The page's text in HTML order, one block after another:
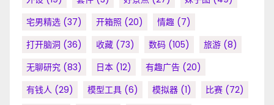
宅男精选 (37) 开箱照 (20) 情趣 (7)
打开脑洞 (36) 收藏 (73) 数码 (105) 旅游 (8)
无聊研究 (83) 日本 (12) 有趣广告 (20)
有钱人 (29) 模型工具 (6) 模拟器 (1) 比赛 (72)